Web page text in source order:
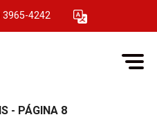
3965-4242
- PÁGINA 8